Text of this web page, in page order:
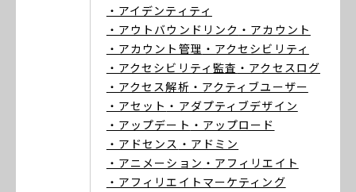
・アイデンティティ
・アウトバウンドリンク ・アカウント
・アカウント管理 ・アクセシビリティ
・アクセシビリティ監査 ・アクセスログ
・アクセス解析 ・アクティブユーザー
・アセット ・アダプティブデザイン
・アップデート ・アップロード
・アドセンス ・アドミン
・アニメーション ・アフィリエイト
・アフィリエイトマーケティング